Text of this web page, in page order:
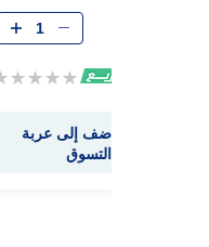
Rating:
أضف إلى عربة
التسوق